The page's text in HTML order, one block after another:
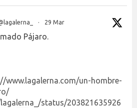
· 29 Mar
Pájaro.
www.lagalerna.com/un-hombre-
status/203821635926